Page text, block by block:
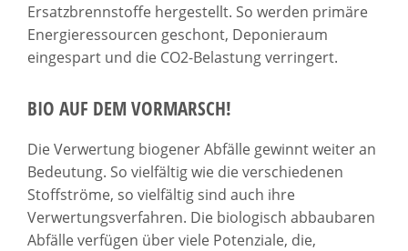
Ersatzbrennstoffe hergestellt. So werden primäre
Energieressourcen geschont, Deponieraum
eingespart und die CO2-Belastung verringert.
BIO AUF DEM VORMARSCH!
Die Verwertung biogener Abfälle gewinnt weiter an
Bedeutung. So vielfältig wie die verschiedenen
Stoffströme, so vielfältig sind auch ihre
Verwertungsverfahren. Die biologisch abbaubaren
Abfälle verfügen über viele Potenziale, die,